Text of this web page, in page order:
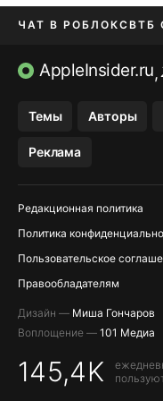
ЧАТ В РОБЛОКСВТБ
ПРИЛОЖЕНИЯ APP
AppleInsider.ru,
Темы Авторы
Реклама
Редакционная политика
Политика
Пользовательское
Правообладателям
Дизайн — Миша Гончаров
Воплощение — 101 Медиа
145,4K